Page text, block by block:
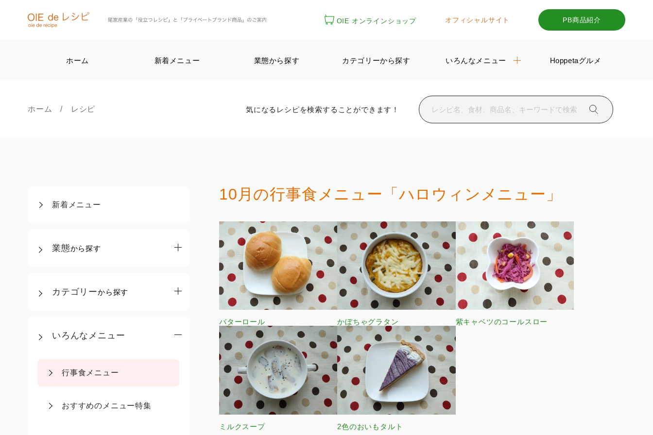
OIE オンラインショップ オフィシャルサイト PB商品紹介
ホーム 新着メニュー 業態から探す カテゴリーから探す いろんなメニュー Hoppetaグルメ
ホーム/ レシピ 気になるレシピを検索することができます！
新着メニュー
業態から探す
カテゴリーから探す
いろんなメニュー
行事食メニュー
おすすめのメニュー特集
10月の行事食メニュー「ハロウィンメニュー」
バターロール かぼちゃグラタン 紫キャベツのコールスロー
ミルクスープ 2色のおいもタルト